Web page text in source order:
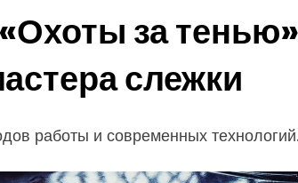
за
слежки
работы и современных технологий.